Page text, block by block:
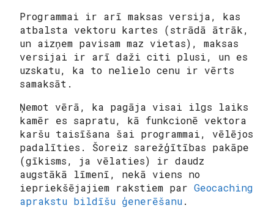
Programmai ir arī maksas versija, kas
atbalsta vektoru kartes (strādā ātrāk,
un aizņem pavisam maz vietas), maksas
versijai ir arī daži citi plusi, un es
uzskatu, ka to nelielo cenu ir vērts
samaksāt.
Ņemot vērā, ka pagāja visai ilgs laiks
kamēr es sapratu, kā funkcionē vektora
karšu taisīšana šai programmai, vēlējos
padalīties. Šoreiz sarežģītības pakāpe
(gīkisms, ja vēlaties) ir daudz
augstākā līmenī, nekā viens no
iepriekšējajiem rakstiem par Geocaching
aprakstu bildīšu ģenerēšanu.